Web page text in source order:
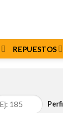
REPUESTOS
Perfil